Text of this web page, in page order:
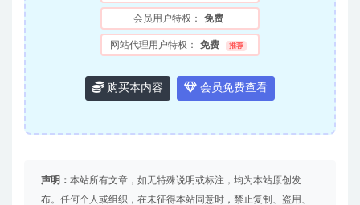
会员用户特权： 免费
网站代理用户特权： 免费 推荐
购买本内容 会员免费查看
声明： 本站所有文章，如无特殊说明或标注，均为本站原创发
布。任何个人或组织，在未征得本站同意时，禁止复制、盗用、